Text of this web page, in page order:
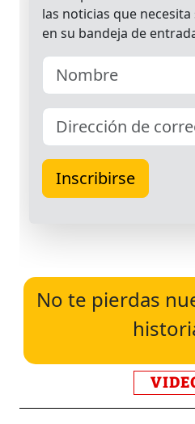
No te pierdas